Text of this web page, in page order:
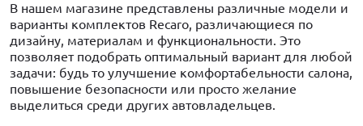
В нашем магазине представлены различные модели и
варианты комплектов Recaro, различающиеся по
дизайну, материалам и функциональности. Это
позволяет подобрать оптимальный вариант для любой
задачи: будь то улучшение комфортабельности салона,
повышение безопасности или просто желание
выделиться среди других автовладельцев.